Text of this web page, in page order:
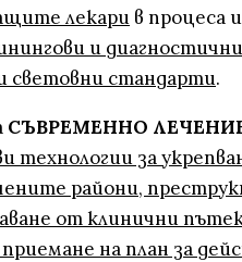
лекари в процеса
и
световни стандарти.
СЪВРЕМЕННО
технологии за
райони,
от клинични
на план за